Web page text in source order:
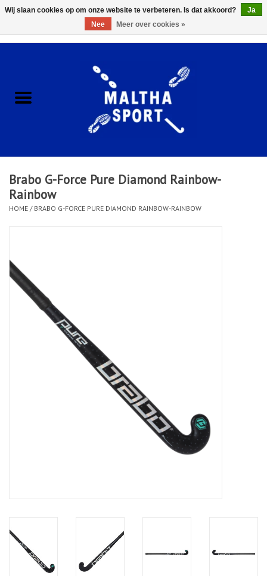
ACCESSOIRES/HARDWARE
KLEDING
CLUBSHOPS
Afspraak Loop Analyse
Diensten
Brabo G-Force Pure Diamond Rainbow-
Rainbow
HOME / BRABO G-FORCE PURE DIAMOND RAINBOW-RAINBOW
Wij slaan cookies op om onze website te verbeteren. Is dat akkoord?
Ja
Nee
Meer over cookies »